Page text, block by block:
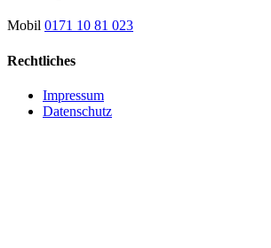
Mobil 0171 10 81 023
Rechtliches
Impressum
Datenschutz